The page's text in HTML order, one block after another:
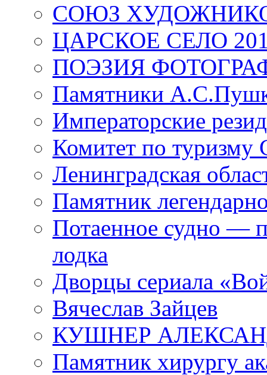
СОЮЗ
ЦАРСКОЕ СЕЛО
ПОЭЗИЯ
Памятники
Императорские
Комитет по туризму
Ленинградская
Памятник
Потаенное судно —
лодка
Дворцы сериала
Вячеслав Зайцев
КУШНЕР
Памятник хирургу